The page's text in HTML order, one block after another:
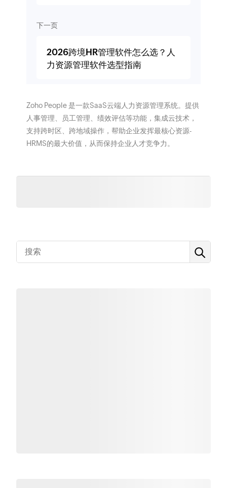
下一页
2026跨境HR管理软件怎么选？人
力资源管理软件选型指南
Zoho People 是一款SaaS云端人力资源管理系统。提供
人事管理、员工管理、绩效评估等功能，集成云技术，
支持跨时区、跨地域操作，帮助企业发挥最核心资源-
HRMS的最大价值，从而保持企业人才竞争力。